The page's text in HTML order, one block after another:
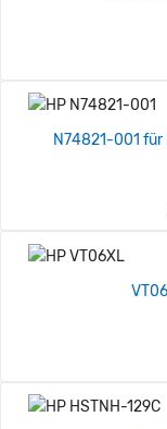
N74821-001 für